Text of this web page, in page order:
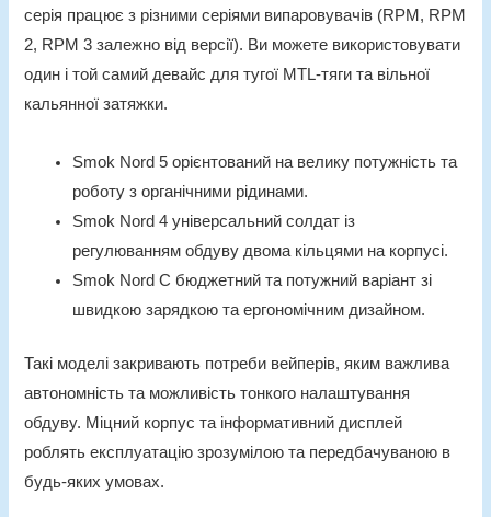
серія працює з різними серіями випаровувачів (RPM, RPM
2, RPM 3 залежно від версії). Ви можете використовувати
один і той самий девайс для тугої MTL-тяги та вільної
кальянної затяжки.
Smok Nord 5 орієнтований на велику потужність та
роботу з органічними рідинами.
Smok Nord 4 універсальний солдат із
регулюванням обдуву двома кільцями на корпусі.
Smok Nord C бюджетний та потужний варіант зі
швидкою зарядкою та ергономічним дизайном.
Такі моделі закривають потреби вейперів, яким важлива
автономність та можливість тонкого налаштування
обдуву. Міцний корпус та інформативний дисплей
роблять експлуатацію зрозумілою та передбачуваною в
будь-яких умовах.